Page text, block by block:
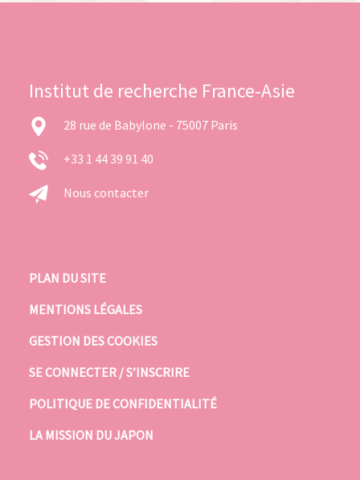
Institut de recherche France-Asie
28 rue de Babylone - 75007 Paris
+33 1 44 39 91 40
Nous contacter
PLAN DU SITE
MENTIONS LÉGALES
GESTION DES COOKIES
SE CONNECTER / S’INSCRIRE
POLITIQUE DE CONFIDENTIALITÉ
LA MISSION DU JAPON